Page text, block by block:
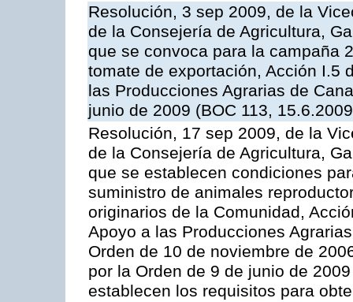
Resolución, 3 sep 2009, de la
de la Consejería de Agricultura,
que se convoca para la campaña
tomate de exportación, Acción I.5
las Producciones Agrarias de
junio de 2009 (BOC 113,
Resolución, 17 sep 2009, de la
de la Consejería de Agricultura,
que se establecen condiciones
suministro de animales
originarios de la Comunidad,
Apoyo a las Producciones
Orden de 10 de noviembre de
por la Orden de 9 de junio de
establecen los requisitos para